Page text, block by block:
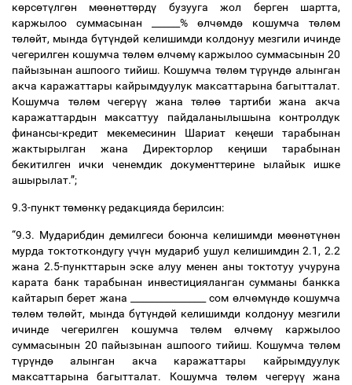
көрсөтүлгөн мөөнөттөрдү бузууга жол берген шартта,
каржылоо суммасынан ______% өлчөмдө кошумча төлөм
төлөйт, мында бүтүндөй келишимди колдонуу мезгили ичинде
чегерилген кошумча төлөм өлчөмүкаржылоо суммасынын 20
пайызынан ашпоого тийиш. Кошумча төлөм түрүндө алынган
акча каражаттары кайрымдуулук максаттарына багытталат.
Кошумча төлөм чегерүү жана төлөө тартиби жана акча
каражаттардын максаттуу пайдаланылышына контролдук
финансы-кредит мекемесинин Шариат кеңеши тарабынан
жактырылган жана Директорлор кеңиши тарабынан
бекитилген ички ченемдик документтерине ылайык ишке
ашырылат.”;
9.3-пункт төмөнкү редакцияда берилсин:
“9.3. Мударибдин демилгеси боюнча келишимди мөөнөтүнөн
мурда токтоткондугуүчүн мудариб ушул келишимдин 2.1, 2.2
жана 2.5-пункттарын эске алуу менен аны токтотуу учуруна
карата банк тарабынан инвестицияланган сумманы банкка
кайтарып берет жана ________________ сом өлчөмүндөкошумча
төлөм төлөйт, мында бүтүндөй келишимди колдонуу мезгили
ичинде чегерилген кошумча төлөмөлчөмү каржылоо
суммасынын 20 пайызынан ашпоого тийиш. Кошумча төлөм
түрүндө алынган акча каражаттары кайрымдуулук
максаттарына багытталат. Кошумча төлөм чегерүүжана